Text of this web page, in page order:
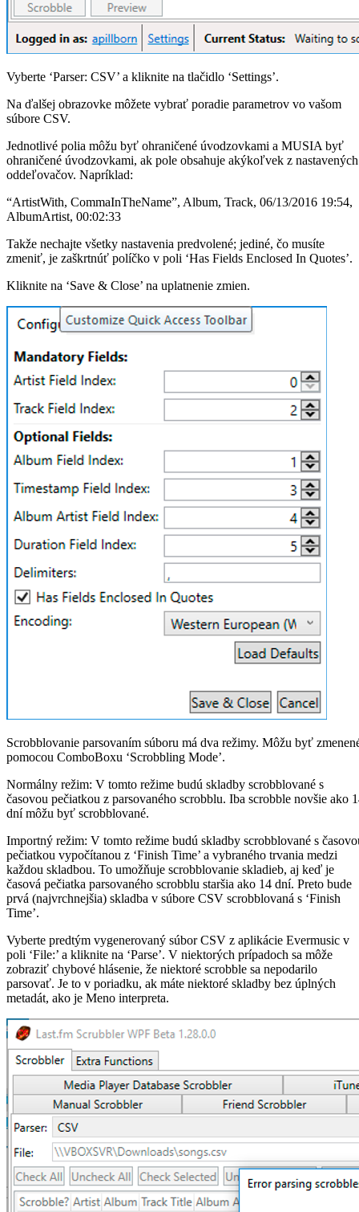
Vyberte ‘Parser: CSV’ a kliknite na tlačidlo ‘Settings’.
Na ďalšej obrazovke môžete vybrať poradie parametrov vo vašom
súbore CSV.
Jednotlivé polia môžu byť ohraničené úvodzovkami a MUSIA byť
ohraničené úvodzovkami, ak pole obsahuje akýkoľvek z nastavených
oddeľovačov. Napríklad:
“ArtistWith, CommaInTheName”, Album, Track, 06/13/2016 19:54,
AlbumArtist, 00:02:33
Takže nechajte všetky nastavenia predvolené; jediné, čo musíte
zmeniť, je zaškrtnúť políčko v poli ‘Has Fields Enclosed In Quotes’.
Kliknite na ‘Save & Close’ na uplatnenie zmien.
Scrobblovanie parsovaním súboru má dva režimy. Môžu byť
pomocou ComboBoxu ‘Scrobbling Mode’.
Normálny režim: V tomto režime budú skladby scrobblované s
časovou pečiatkou z parsovaného scrobblu. Iba scrobble novšie ako
dní môžu byť scrobblované.
Importný režim: V tomto režime budú skladby scrobblované s
pečiatkou vypočítanou z ‘Finish Time’ a vybraného trvania medzi
každou skladbou. To umožňuje scrobblovanie skladieb, aj keď je
časová pečiatka parsovaného scrobblu staršia ako 14 dní. Preto bude
prvá (najvrchnejšia) skladba v súbore CSV scrobblovaná s ‘Finish
Time’.
Vyberte predtým vygenerovaný súbor CSV z aplikácie Evermusic v
poli ‘File:’ a kliknite na ‘Parse’. V niektorých prípadoch sa môže
zobraziť chybové hlásenie, že niektoré scrobble sa nepodarilo
parsovať. Je to v poriadku, ak máte niektoré skladby bez úplných
metadát, ako je Meno interpreta.